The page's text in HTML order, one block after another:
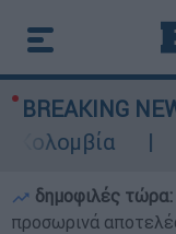
BREAKING
δημοφιλές τώρα:
προσωρινά